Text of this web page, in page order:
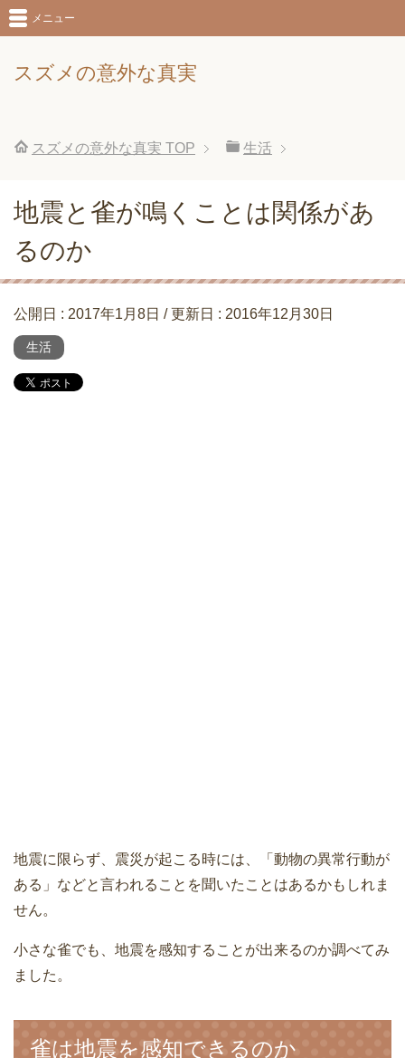
スズメの意外な真実
メニュー
スズメの意外な真実 TOP 生活
地震と雀が鳴くことは関係があ
るのか
公開日 : 2017年1月8日 / 更新日 : 2016年12月30日
生活
地震に限らず、震災が起こる時には、「動物の異常行動が
ある」などと言われることを聞いたことはあるかもしれま
せん。
小さな雀でも、地震を感知することが出来るのか調べてみ
ました。
雀は地震を感知できるのか